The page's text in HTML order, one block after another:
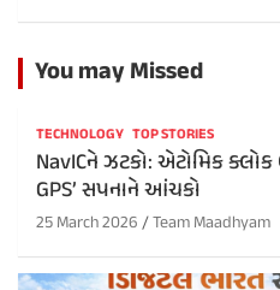
You may Missed
TECHNOLOGY TOP STORIES
NavICને ઝટકો: એટોમિક
GPS’ સપનાને આંચકો
25 March 2026 Team Maadhyam